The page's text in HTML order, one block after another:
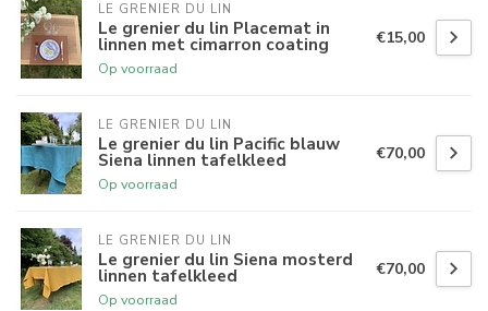
LE GRENIER DU LIN
Le grenier du lin Placemat in
linnen met cimarron coating
Op voorraad
€15,00
LE GRENIER DU LIN
Le grenier du lin Pacific blauw
Siena linnen tafelkleed
Op voorraad
€70,00
LE GRENIER DU LIN
Le grenier du lin Siena mosterd
linnen tafelkleed
Op voorraad
€70,00